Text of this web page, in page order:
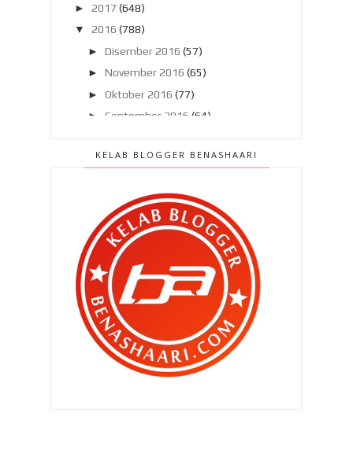
► 2017 (648)
▼
2016 (788)
► Disember 2016 (57)
► November 2016 (65)
► Oktober 2016 (77)
► September 2016 (64)
►Julai 2016 (80)
Mei 2016(58)
►April 2016(58)
►
Mac 2016
▼
Februari 2016(50)
Kalau minyak turun malam ni !
Nasib baik ada PHILIPS !
Puashati dengan kasut Adidas
Gore-Tex !
KELAB BLOGGER BENASHAARI